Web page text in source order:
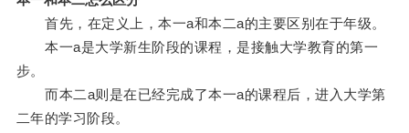
首先，在定义上，本一a和本二a的主要区别在于年级。
本一a是大学新生阶段的课程，是接触大学教育的第一
步。
而本二a则是在已经完成了本一a的课程后，进入大学第
二年的学习阶段。